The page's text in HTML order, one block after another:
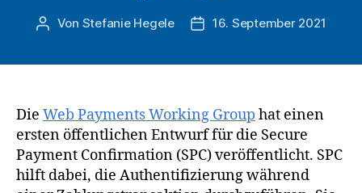
Beitragsautor
Von Stefanie Hegele Veröffentlichungsdatum
16. September 2021
Die Web Payments Working Group hat einen
ersten öffentlichen Entwurf für die Secure
Payment Confirmation (SPC) veröffentlicht. SPC
hilft dabei, die Authentifizierung während